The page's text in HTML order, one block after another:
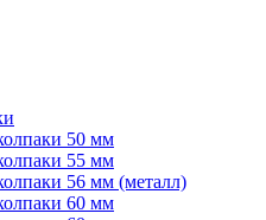
50 мм
55 мм
56 мм (металл)
60 мм